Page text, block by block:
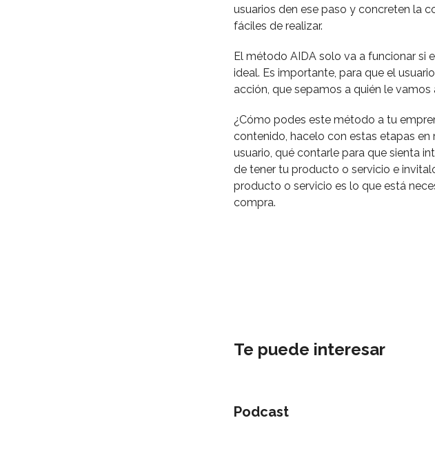
usuarios den ese paso y concreten la
fáciles de realizar.
El método AIDA solo va a funcionar si
ideal. Es importante, para que el
acción, que sepamos a quién le vamos
¿Cómo podes este método a tu
contenido, hacelo con estas etapas
usuario, qué contarle para que sienta
de tener tu producto o servicio e
producto o servicio es lo que está
compra.
Te puede interesar
Podcast